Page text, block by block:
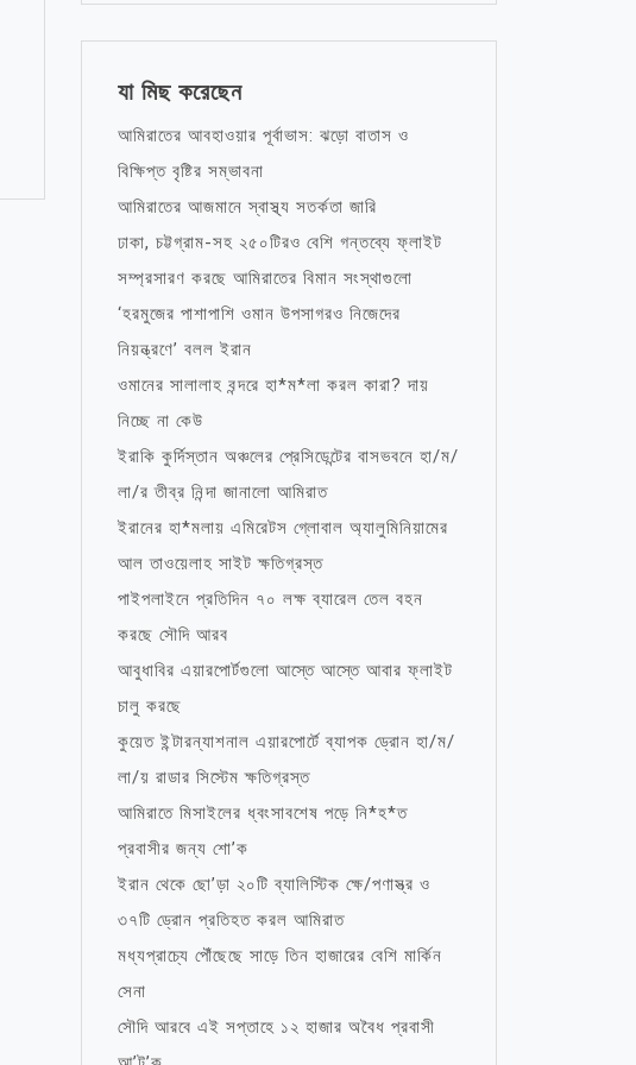
যা মিছ করেছেন
আমিরাতের আবহাওয়ার পূর্বাভাস: ঝড়ো বাতাস ও
বিক্ষিপ্ত বৃষ্টির সম্ভাবনা
আমিরাতের আজমানে স্বাস্থ্য সতর্কতা জারি
ঢাকা, চট্টগ্রাম-সহ ২৫০টিরও বেশি গন্তব্যে ফ্লাইট
সম্প্রসারণ করছে আমিরাতের বিমান সংস্থাগুলো
‘হরমুজের পাশাপাশি ওমান উপসাগরও নিজেদের
নিয়ন্ত্রণে’ বলল ইরান
ওমানের সালালাহ বন্দরে হা*ম*লা করল কারা? দায়
নিচ্ছে না কেউ
ইরাকি কুর্দিস্তান অঞ্চলের প্রেসিডেন্টের বাসভবনে হা/ম/
লা/র তীব্র নিন্দা জানালো আমিরাত
ইরানের হা*মলায় এমিরেটস গ্লোবাল অ্যালুমিনিয়ামের
আল তাওয়েলাহ সাইট ক্ষতিগ্রস্ত
পাইপলাইনে প্রতিদিন ৭০ লক্ষ ব্যারেল তেল বহন
করছে সৌদি আরব
আবুধাবির এয়ারপোর্টগুলো আস্তে আস্তে আবার ফ্লাইট
চালু করছে
কুয়েত ইন্টারন্যাশনাল এয়ারপোর্টে ব্যাপক ড্রোন হা/ম/
লা/য় রাডার সিস্টেম ক্ষতিগ্রস্ত
আমিরাতে মিসাইলের ধ্বংসাবশেষ পড়ে নি*হ*ত
প্রবাসীর জন্য শো’ক
ইরান থেকে ছো’ড়া ২০টি ব্যালিস্টিক ক্ষে/পণাস্ত্র ও
৩৭টি ড্রোন প্রতিহত করল আমিরাত
মধ্যপ্রাচ্যে পৌঁছেছে সাড়ে তিন হাজারের বেশি মার্কিন
সেনা
সৌদি আরবে এই সপ্তাহে ১২ হাজার অবৈধ প্রবাসী